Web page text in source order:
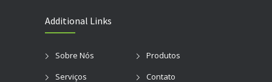
Additional Links
Sobre Nós
Produtos
Serviços
Contato